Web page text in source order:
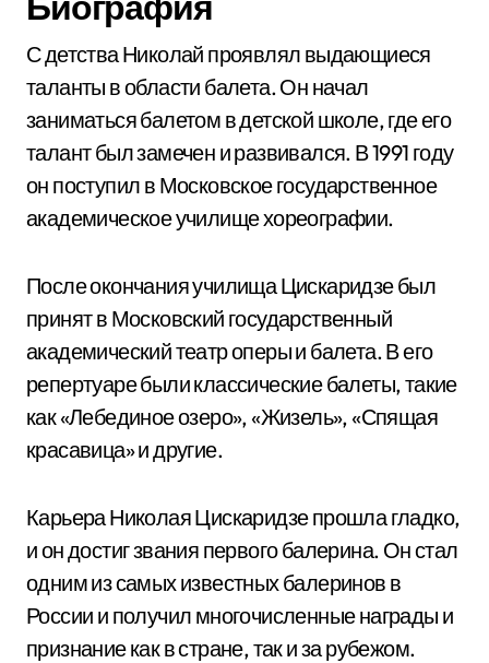
С детства Николай проявлял выдающиеся
таланты в области балета. Он начал
заниматься балетом в детской школе, где его
талант был замечен и развивался. В 1991 году
он поступил в Московское государственное
академическое училище хореографии.
После окончания училища Цискаридзе был
принят в Московский государственный
академический театр оперы и балета. В его
репертуаре были классические балеты, такие
как «Лебединое озеро», «Жизель», «Спящая
красавица» и другие.
Карьера Николая Цискаридзе прошла гладко,
и он достиг звания первого балерина. Он стал
одним из самых известных балеринов в
России и получил многочисленные награды и
признание как в стране, так и за рубежом.